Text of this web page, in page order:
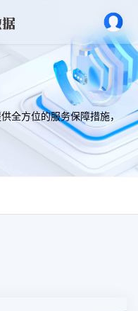
全方位的服务保障措施，